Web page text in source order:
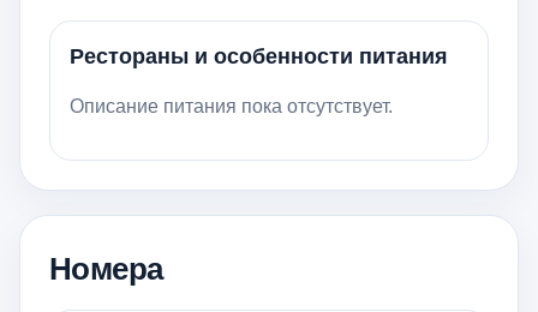
Рестораны и особенности питания
Описание питания пока отсутствует.
Номера